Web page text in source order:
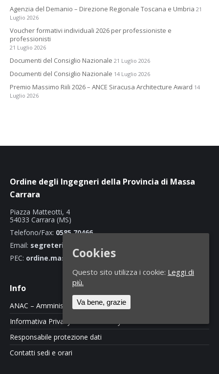
Agenzia del Demanio – Direzione Regionale Toscana e Umbria 21
Luglio 2026
Voucher formativi individuali 2026 per professioniste e
professionisti
21 Luglio 2026
Documenti del Consiglio Nazionale 21 Luglio 2026
Documenti del Consiglio Nazionale 14 Luglio 2026
Premio Massimo Riili 2026 – ANCE Siracusa Architecture Award 14
Luglio 2026
Ordine degli Ingegneri della Provincia di Massa
Carrara
Piazza Matteotti, 4
54033 Carrara (MS)
Telefono/Fax: 0585 70466
Email: segreteria@ordineingegnerimassacarrara.it
PEC: ordine.massacarrara@ingpec.eu
Info
ANAC – Amministrazione Trasparente
Informativa Privacy e Cookie Policy
Responsabile protezione dati
Contatti sedi e orari
Cookies
Questo sito utilizza i cookie: Leggi di
più.
Va bene, grazie